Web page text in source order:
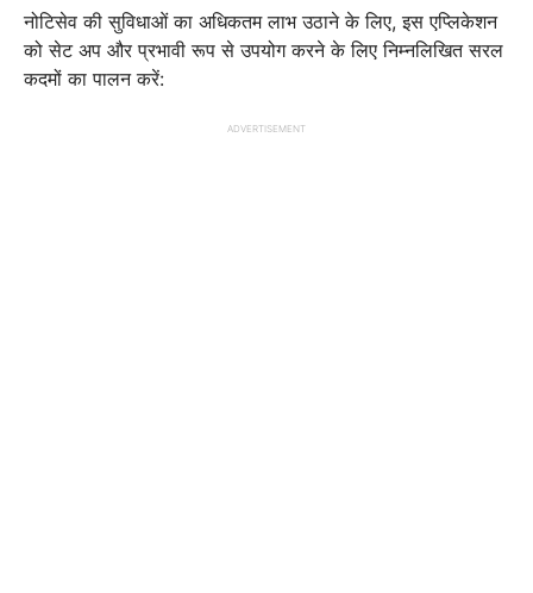
नोटिसेव की सुविधाओं का अधिकतम लाभ उठाने के लिए, इस एप्लिकेशन
को सेट अप और प्रभावी रूप से उपयोग करने के लिए निम्नलिखित सरल
कदमों का पालन करें:
ADVERTISEMENT